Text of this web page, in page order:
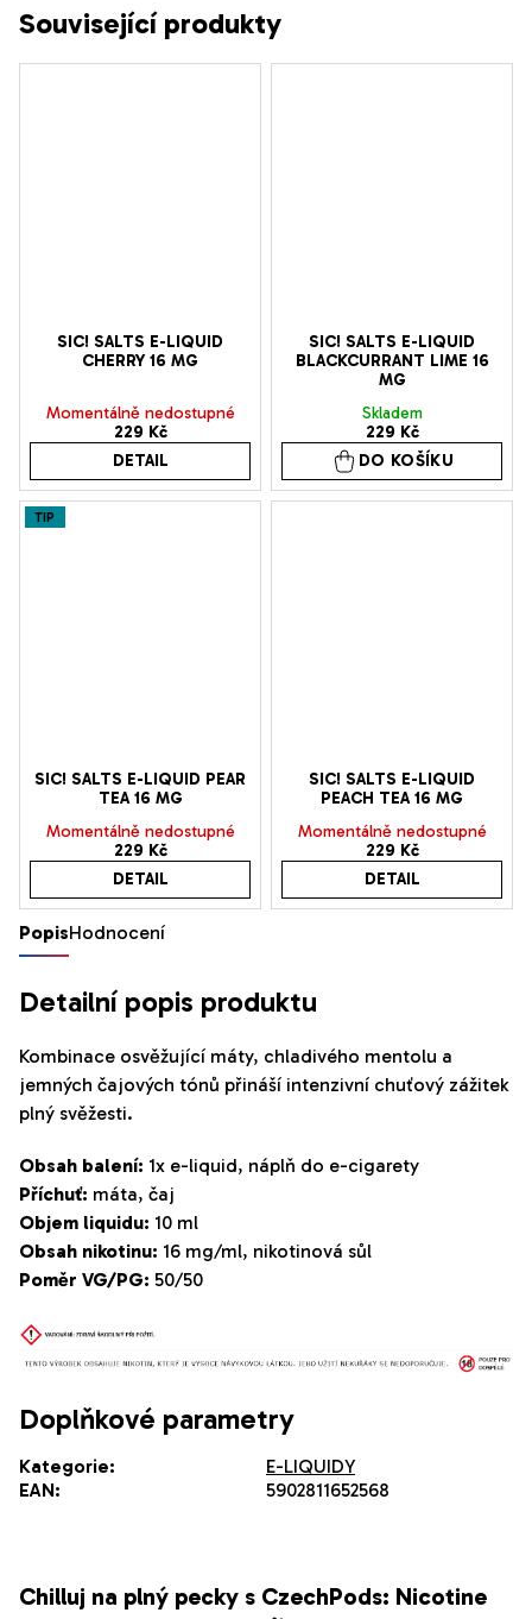
Související produkty
SIC! SALTS E-LIQUID
CHERRY 16 MG
Momentálně nedostupné
229 Kč
DETAIL
SIC! SALTS E-LIQUID
BLACKCURRANT LIME 16
MG
Skladem
229 Kč
DO KOŠÍKU
TIP
SIC! SALTS E-LIQUID PEAR
TEA 16 MG
Momentálně nedostupné
229 Kč
DETAIL
SIC! SALTS E-LIQUID
PEACH TEA 16 MG
Momentálně nedostupné
229 Kč
DETAIL
PopisHodnocení
Detailní popis produktu
Kombinace osvěžující máty, chladivého mentolu a
jemných čajových tónů přináší intenzivní chuťový zážitek
plný svěžesti.
Obsah balení: 1x e-liquid, náplň do e-cigarety
Příchuť: máta, čaj
Objem liquidu: 10 ml
Obsah nikotinu: 16 mg/ml, nikotinová sůl
Poměr VG/PG: 50/50
Doplňkové parametry
Kategorie:
E-LIQUIDY
EAN: 5902811652568
Chilluj na plný pecky s CzechPods: Nicotine